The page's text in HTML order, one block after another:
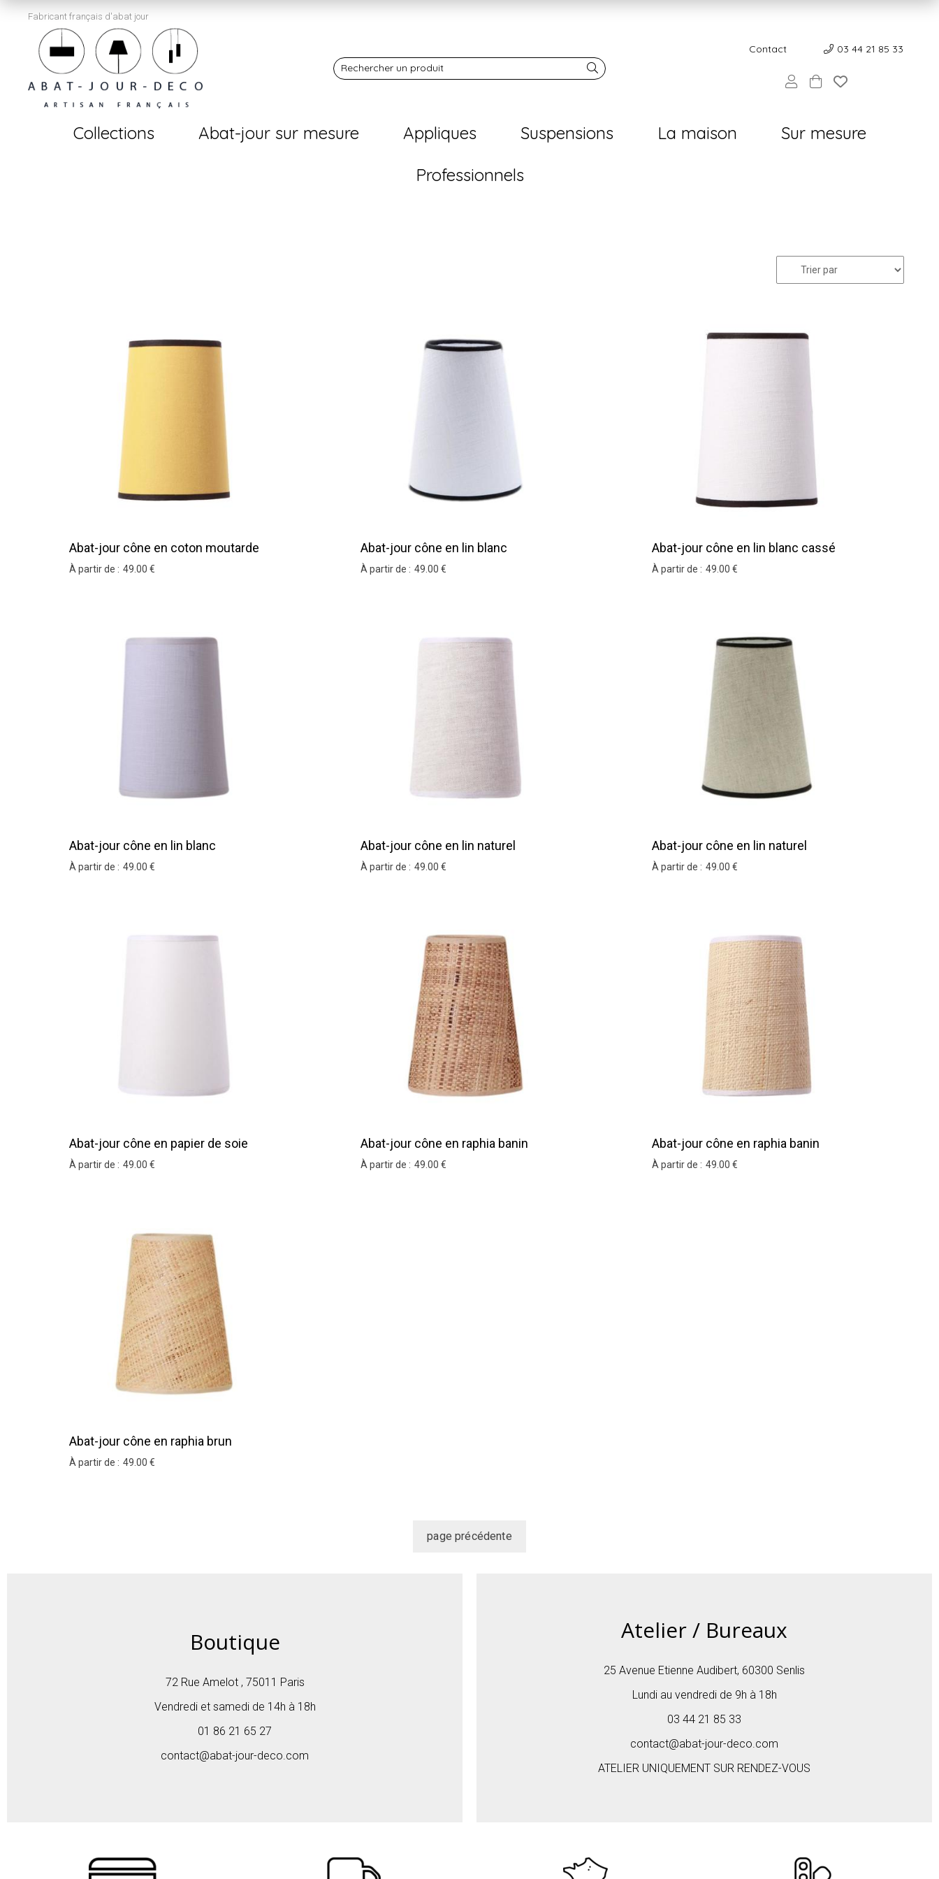
Fabricant français d'abat jour
Contact
03 44 21 85 33
Rechercher un produit
Collections Abat-jour sur mesure Appliques Suspensions La maison
Sur mesure
Professionnels
Abat-jour cône en coton moutarde
À partir de : 49 .00 €
Abat-jour cône en lin blanc
À partir de : 49 .00 €
Abat-jour cône en lin blanc cassé
À partir de : 49 .00 €
Abat-jour cône en lin blanc
À partir de : 49 .00 €
Abat-jour cône en lin naturel
À partir de : 49 .00 €
Abat-jour cône en lin naturel
À partir de : 49 .00 €
Abat-jour cône en papier de soie
blanc
À partir de : 49 .00 €
Abat-jour cône en raphia banin
À partir de : 49 .00 €
Abat-jour cône en raphia banin
À partir de : 49 .00 €
Abat-jour cône en raphia brun
À partir de : 49 .00 €
Boutique
72 Rue Amelot , 75011 Paris
Vendredi et samedi de 14h à 18h
01 86 21 65 27
contact@abat-jour-deco.com
Atelier / Bureaux
25 Avenue Etienne Audibert, 60300 Senlis
Lundi au vendredi de 9h à 18h
03 44 21 85 33
contact@abat-jour-deco.com
ATELIER UNIQUEMENT SUR RENDEZ-VOUS
Contact